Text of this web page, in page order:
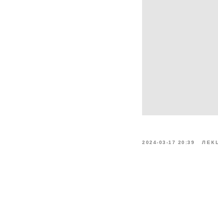
2024-03-17 20:39